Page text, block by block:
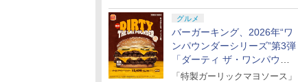
グルメ
バーガーキング、2026年“ワ
ンパウンダーシリーズ”第3弾
「ダーティ ザ・ワンパウン
ダー」を8月7日発売
「特製ガーリックマヨソース」